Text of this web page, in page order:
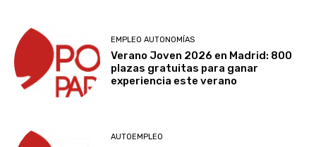
EMPLEO AUTONOMÍAS
Verano Joven 2026 en Madrid: 800
plazas gratuitas para ganar
experiencia este verano
AUTOEMPLEO